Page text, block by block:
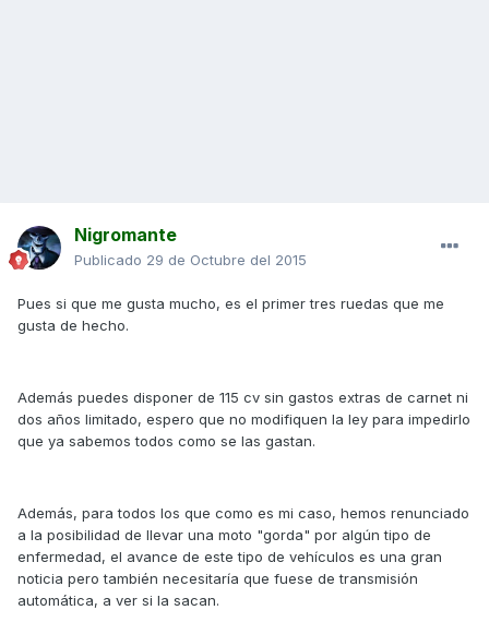
Nigromante
Publicado 29 de Octubre del 2015
Pues si que me gusta mucho, es el primer tres ruedas que me
gusta de hecho.
Además puedes disponer de 115 cv sin gastos extras de carnet ni
dos años limitado, espero que no modifiquen la ley para impedirlo
que ya sabemos todos como se las gastan.
Además, para todos los que como es mi caso, hemos renunciado
a la posibilidad de llevar una moto "gorda" por algún tipo de
enfermedad, el avance de este tipo de vehículos es una gran
noticia pero también necesitaría que fuese de transmisión
automática, a ver si la sacan.